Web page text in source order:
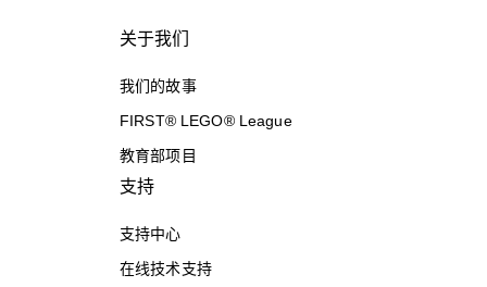
关于我们
我们的故事
FIRST® LEGO® League
教育部项目
支持
支持中心
在线技术支持